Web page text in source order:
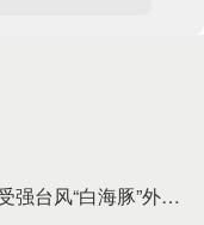
受强台风“白海豚”外围下沉气流影响，香港9日酷热难耐，截至13时30分，香港天文台总部录得36.8℃，创下其自1884年开展观测以来最高气温纪录。（中新网）